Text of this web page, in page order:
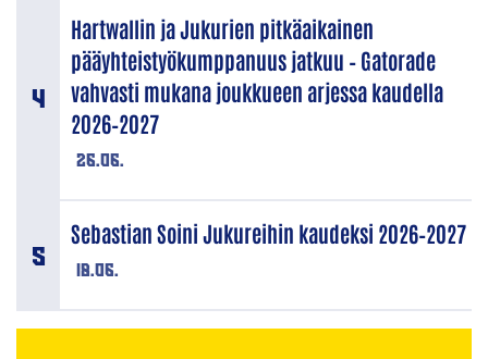
26.06.
Hartwallin ja Jukurien pitkäaikainen
pääyhteistyökumppanuus jatkuu – Gatorade
vahvasti mukana joukkueen arjessa kaudella
2026–2027
18.06.
Sebastian Soini Jukureihin kaudeksi 2026–2027